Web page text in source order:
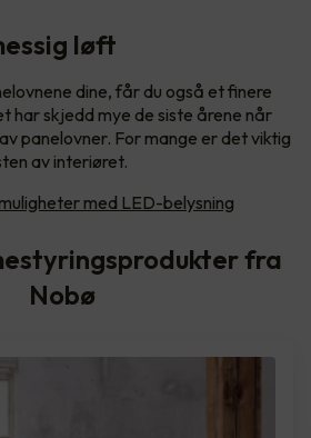
løft
dine, får du også et finere
har skjedd mye de siste årene når
panelovner. For mange er det viktig
av interiøret.
med LED-belysning
fra
Nobø